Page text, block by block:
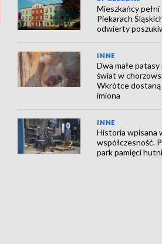
Mieszkańcy
Piekarach
odwierty
INNE
Dwa małe patasy
świat w
Wkrótce dostaną
imiona
INNE
Historia wpisana
współczesność.
park pamięci